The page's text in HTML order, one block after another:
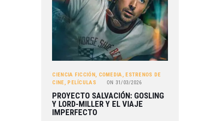
CIENCIA FICCIÓN , COMEDIA, ESTRENOS DE
CINE, PELÍCULAS ON 31/03/2026
PROYECTO SALVACIÓN: GOSLING
Y LORD-MILLER Y EL VIAJE
IMPERFECTO